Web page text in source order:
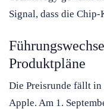
Signal, dass die
Produktpläne
Die Preisrunde fällt in
Apple. Am 1.